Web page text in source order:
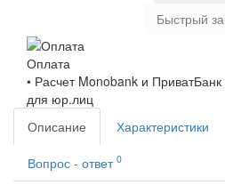
Быстрый
Оплата
• Расчет Monobank и
для юр.лиц
Описание
Характеристики
Вопрос - ответ 0